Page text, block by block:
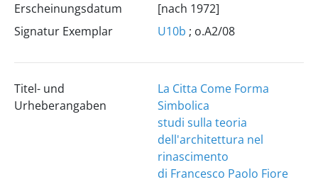
Erscheinungsdatum
[nach 1972]
Signatur Exemplar
U10b ; o.A2/08
Titel- und
Urheberangaben
La Citta Come Forma
Simbolica
studi sulla teoria
dell'architettura nel
rinascimento
di Francesco Paolo Fiore